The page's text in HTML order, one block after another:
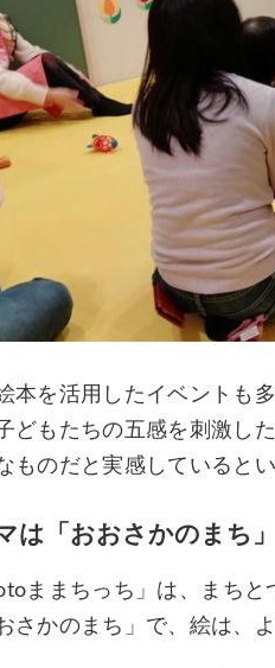
本を活用したイベントも
どもたちの五感を刺激し
ものだと実感しているとい
は「おおさかのまち」
ままちっち」は、まち
さかのまち」で、絵は、